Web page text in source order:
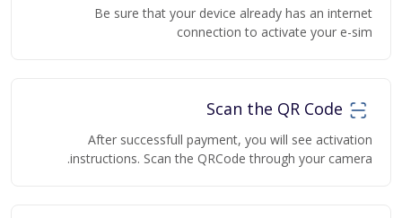
Be sure that your device already has an internet
connection to activate your e-sim
After successfull payment, you will see activation
instructions. Scan the QRCode through your camera.